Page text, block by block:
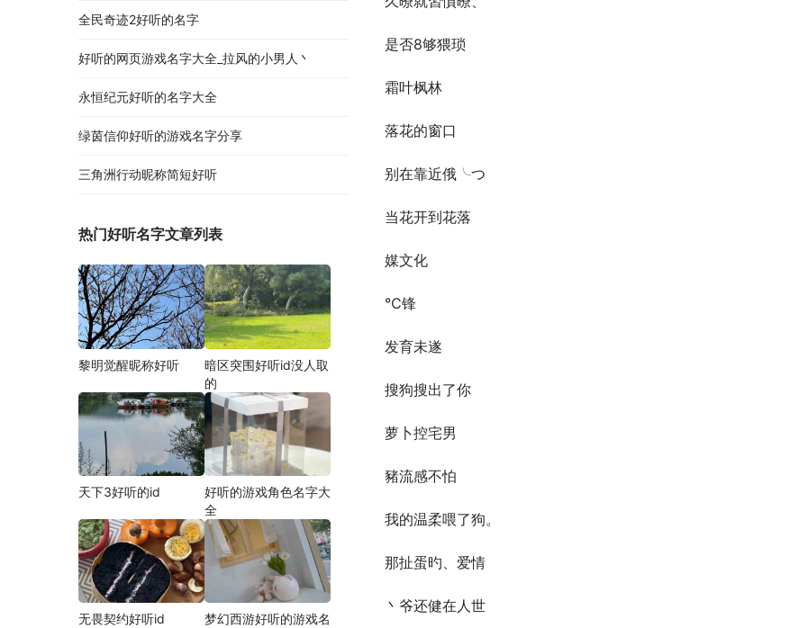
是否8够猥琐
霜叶枫林
落花的窗口
别在靠近俄╰つ
当花开到花落
媒文化
℃锋
发育未遂
搜狗搜出了你
萝卜控宅男
豬流感不怕
我的温柔喂了狗。
那扯蛋旳、爱情
丶爷还健在人世
全民奇迹2好听的名字
好听的网页游戏名字大全_拉风的小男人丶
永恒纪元好听的名字大全
绿茵信仰好听的游戏名字分享
三角洲行动昵称简短好听
热门好听名字文章列表
黎明觉醒昵称好听
暗区突围好听id没人取
的
天下3好听的id
好听的游戏角色名字大
全
无畏契约好听id
梦幻西游好听的游戏名